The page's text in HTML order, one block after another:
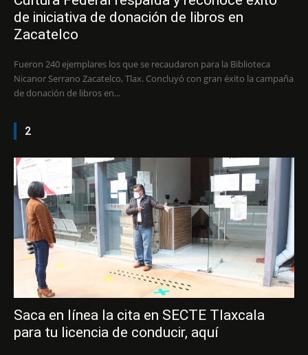
de iniciativa de donación de libros en
Zacatelco
Fueron 240 ejemplares los que se recaudaron para la Biblioteca
Nicanor Serrano Zacatelco, Tlax. Concluyó con gran éxito la campaña
de donación de libros en...
2
Saca en línea la cita en SECTE Tlaxcala
para tu licencia de conducir, aquí